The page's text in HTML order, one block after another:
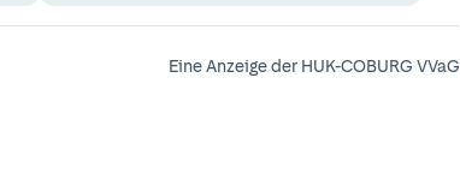
Eine Anzeige der HUK-COBURG VVaG